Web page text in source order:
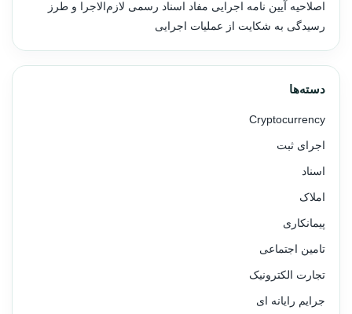
اصلاحیه آیین نامه اجرایی مفاد اسناد رسمی لازم‌الاجرا و طرز
رسیدگی به شکایت از عملیات اجرایی
دسته‌ها
Cryptocurrency
اجرای ثبت
اسناد
املاک
پیمانکاری
تامین اجتماعی
تجارت الکترونیک
جرایم رایانه ای